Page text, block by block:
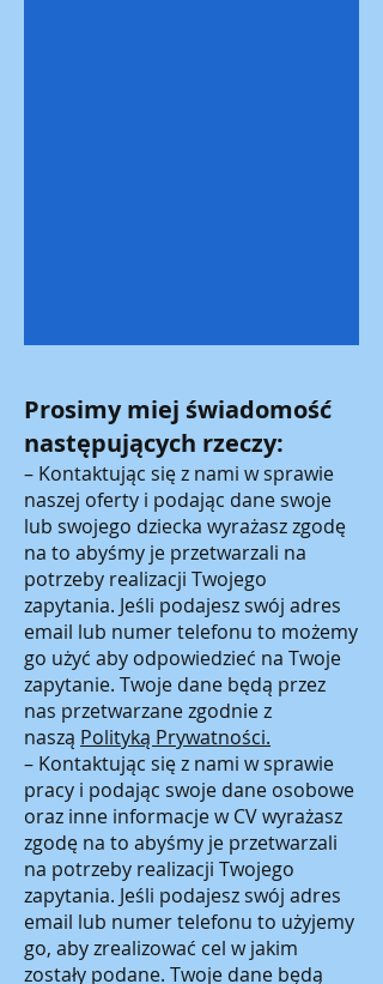
Prosimy miej świadomość
następujących rzeczy:
– Kontaktując się z nami w sprawie
naszej oferty i podając dane swoje
lub swojego dziecka wyrażasz zgodę
na to abyśmy je przetwarzali na
potrzeby realizacji Twojego
zapytania. Jeśli podajesz swój adres
email lub numer telefonu to możemy
go użyć aby odpowiedzieć na Twoje
zapytanie. Twoje dane będą przez
nas przetwarzane zgodnie z
naszą Polityką Prywatności.
– Kontaktując się z nami w sprawie
pracy i podając swoje dane osobowe
oraz inne informacje w CV wyrażasz
zgodę na to abyśmy je przetwarzali
na potrzeby realizacji Twojego
zapytania. Jeśli podajesz swój adres
email lub numer telefonu to użyjemy
go, aby zrealizować cel w jakim
zostały podane. Twoje dane będą